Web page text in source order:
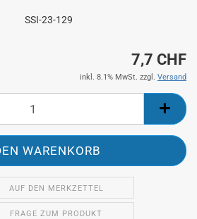
SSI-23-129
7,7 CHF
inkl. 8.1% MwSt. zzgl. Versand
AUF DEN MERKZETTEL
FRAGE ZUM PRODUKT